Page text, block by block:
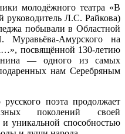
молодёжного театра «В
руководитель Л.С. Райкова)
побывали в Областной
Амурского на
посвящённой 130-летию
— одного из самых
нам Серебряным
русского поэта продолжает
поколений своей
уникальной способностью